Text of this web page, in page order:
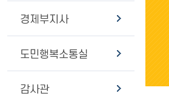
경제부지사
도민행복소통실
감사관